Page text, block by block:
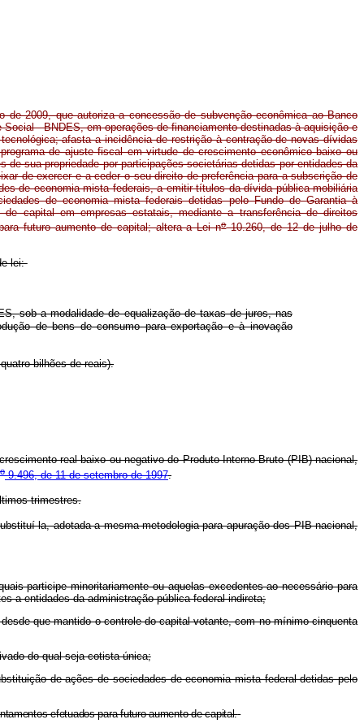
de 2009, que autoriza a concessão de subvenção econômica ao Banco
- BNDES, em operações de financiamento destinadas à aquisição e
afasta a incidência de restrição à contração de novas dívidas
de ajuste fiscal em virtude de crescimento econômico baixo ou
de sua propriedade por participações societárias detidas por entidades da
de exercer e a ceder o seu direito de preferência para a subscrição de
de economia mista federais, a emitir títulos da dívida pública mobiliária
de economia mista federais detidas pelo Fundo de Garantia à
capital em empresas estatais, mediante a transferência de direitos
futuro aumento de capital; altera a Lei no10.260, de 12 de julho de
lei:
sob a modalidade de equalização de taxas de juros, nas
de bens de consumo para exportação e à inovação
bilhões de reais).
real baixo ou negativo do Produto Interno Bruto (PIB) nacional,
o9.496, de 11 de setembro de 1997.
trimestres.
la, adotada a mesma metodologia para apuração dos PIB nacional,
participe minoritariamente ou aquelas excedentes ao necessário para
a entidades da administração pública federal indireta;
que mantido o controle do capital votante, com no mínimo cinquenta
do qual seja cotista única;
de ações de sociedades de economia mista federal detidas pelo
efetuados para futuro aumento de capital.